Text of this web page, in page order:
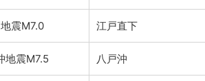
震M7.0 江戸直下
地震M7.5 八戸沖